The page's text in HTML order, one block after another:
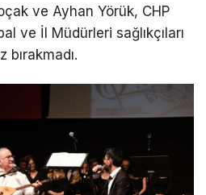
ve Ayhan Yörük, CHP
ve İl Müdürleri sağlıkçıları
bırakmadı.